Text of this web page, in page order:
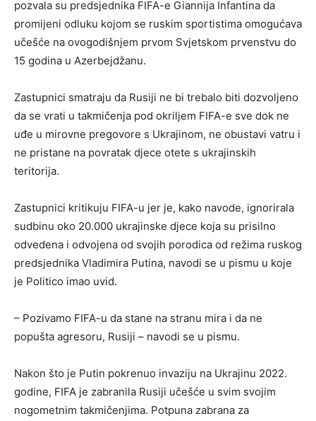
pozvala su predsjednika FIFA-e Giannija Infantina da
promijeni odluku kojom se ruskim sportistima omogućava
učešće na ovogodišnjem prvom Svjetskom prvenstvu do
15 godina u Azerbejdžanu.
Zastupnici smatraju da Rusiji ne bi trebalo biti dozvoljeno
da se vrati u takmičenja pod okriljem FIFA-e sve dok ne
uđe u mirovne pregovore s Ukrajinom, ne obustavi vatru i
ne pristane na povratak djece otete s ukrajinskih
teritorija.
Zastupnici kritikuju FIFA-u jer je, kako navode, ignorirala
sudbinu oko 20.000 ukrajinske djece koja su prisilno
odvedena i odvojena od svojih porodica od režima ruskog
predsjednika Vladimira Putina, navodi se u pismu u koje
je Politico imao uvid.
– Pozivamo FIFA-u da stane na stranu mira i da ne
popušta agresoru, Rusiji – navodi se u pismu.
Nakon što je Putin pokrenuo invaziju na Ukrajinu 2022.
godine, FIFA je zabranila Rusiji učešće u svim svojim
nogometnim takmičenjima. Potpuna zabrana za